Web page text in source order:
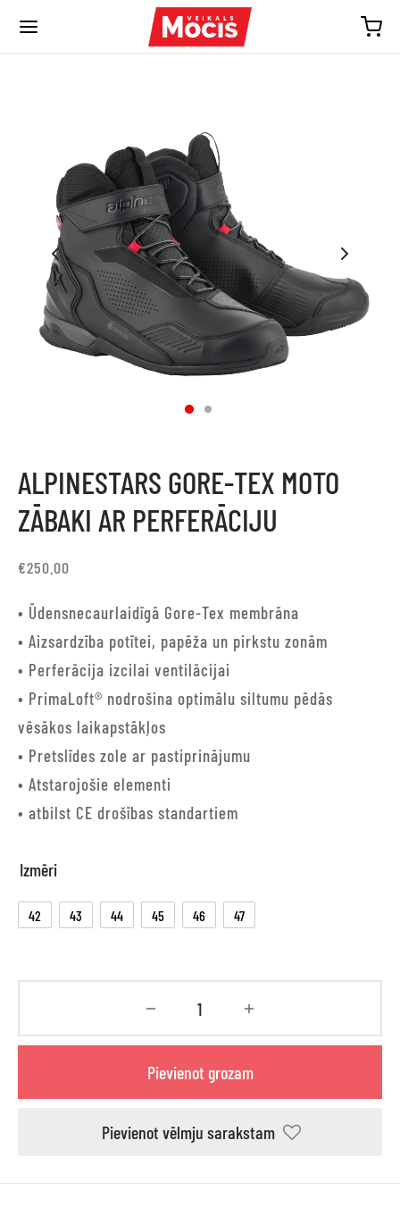
ALPINESTARS GORE-TEX MOTO
ZĀBAKI AR PERFERĀCIJU
€250.00
• Ūdensnecaurlaidīgā Gore-Tex membrāna
• Aizsardzība potītei, papēža un pirkstu zonām
• Perferācija izcilai ventilācijai
• PrimaLoft® nodrošina optimālu siltumu pēdās
vēsākos laikapstākļos
• Pretslīdes zole ar pastiprinājumu
• Atstarojošie elementi
• atbilst CE drošības standartiem
Izmēri
42 43 44 45 46 47
Pievienot grozam
Pievienot vēlmju sarakstam